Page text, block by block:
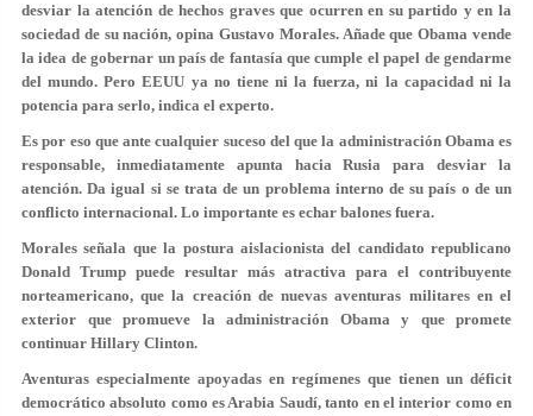
desviar la atención de hechos graves que ocurren en su partido y en la
sociedad de su nación, opina Gustavo Morales. Añade que Obama vende
la idea de gobernar un país de fantasía que cumple el papel de gendarme
del mundo. Pero EEUU ya no tiene ni la fuerza, ni la capacidad ni la
potencia para serlo, indica el experto.
Es por eso que ante cualquier suceso del que la administración Obama es
responsable, inmediatamente apunta hacia Rusia para desviar la
atención. Da igual si se trata de un problema interno de su país o de un
conflicto internacional. Lo importante es echar balones fuera.
Morales señala que la postura aislacionista del candidato republicano
Donald Trump puede resultar más atractiva para el contribuyente
norteamericano, que la creación de nuevas aventuras militares en el
exterior que promueve la administración Obama y que promete
continuar Hillary Clinton.
Aventuras especialmente apoyadas en regímenes que tienen un déficit
democrático absoluto como es Arabia Saudí, tanto en el interior como en